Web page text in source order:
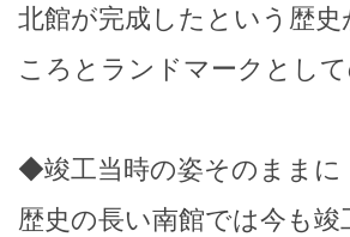
北館が完成したという歴
ころとランドマークとし
◆竣工当時の姿そのままに
歴史の長い南館では今も